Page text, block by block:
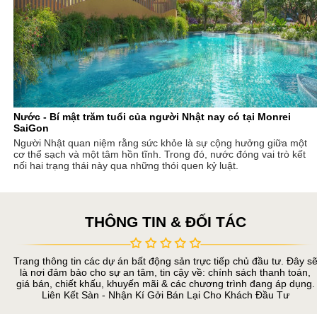
Nước - Bí mật trăm tuổi của người Nhật nay có tại Monrei
SaiGon
Người Nhật quan niệm rằng sức khỏe là sự cộng hưởng giữa một
cơ thể sạch và một tâm hồn tĩnh. Trong đó, nước đóng vai trò kết
nối hai trạng thái này qua những thói quen kỷ luật.
THÔNG TIN & ĐỐI TÁC
Trang thông tin các dự án bất động sản trực tiếp chủ đầu tư. Đây sẽ
là nơi đảm bảo cho sự an tâm, tin cậy về: chính sách thanh toán,
giá bán, chiết khấu, khuyến mãi & các chương trình đang áp dụng.
Liên Kết Sàn - Nhận Kí Gởi Bán Lại Cho Khách Đầu Tư